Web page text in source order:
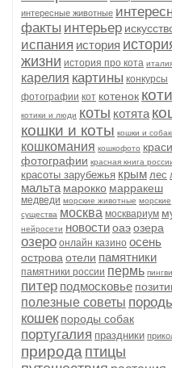
интересные животные
факты интерьер
испания история
жизни история про кота
карелия картины конкурсы
фотографии кот котенок
котики и люди коты котята
кошки и коты кошки и
кошкомания кошкофото
фотографии красная книга
красоты зарубежья крым лес
мальта марокко марракеш
медведи морские животные морские
существа москва москвариум
нейросети новостиоаэозера
озеро онлайн казино осень
острова отели памятники
памятники россии пермь
питер подмосковье
полезные советы
кошек породы собак
португалия праздники
природа птицы